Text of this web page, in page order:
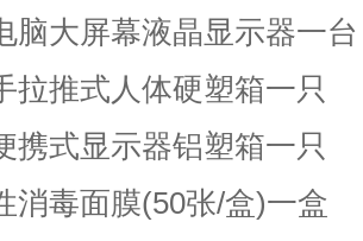
脑大屏幕液晶显示器一
拉推式人体硬塑箱一只
携式显示器铝塑箱一只
消毒面膜(50张/盒)一盒